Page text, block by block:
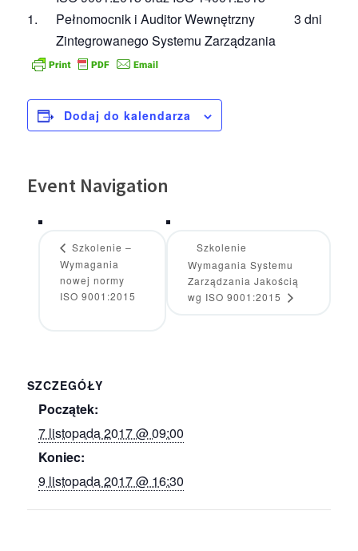
1.
Pełnomocnik i Auditor Wewnętrzny
Zintegrowanego Systemu Zarządzania
3 dni
Dodaj do kalendarza
SZCZEGÓŁY
Początek:
7 listopada 2017 @ 09:00
Koniec:
9 listopada 2017 @ 16:30
Event Navigation
Szkolenie –
Wymagania
nowej normy
ISO 9001:2015
Szkolenie
Wymagania Systemu
Zarządzania Jakością
wg ISO 9001:2015